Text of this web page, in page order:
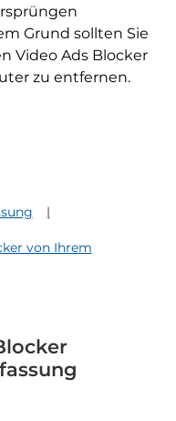
Grund sollten Sie
Video Ads Blocker
zu entfernen.
von Ihrem